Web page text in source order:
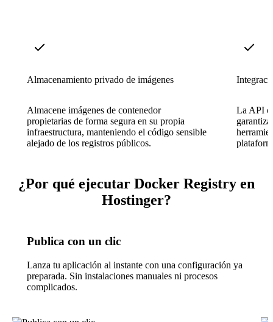
Almacenamiento privado de imágenes
Almacene imágenes de contenedor
propietarias de forma segura en su propia
infraestructura, manteniendo el código sensible
alejado de los registros públicos.
La API
¿Por qué ejecutar Docker Registry en
Hostinger?
Publica con un clic
Lanza tu aplicación al instante con una configuración ya
preparada. Sin instalaciones manuales ni procesos
complicados.